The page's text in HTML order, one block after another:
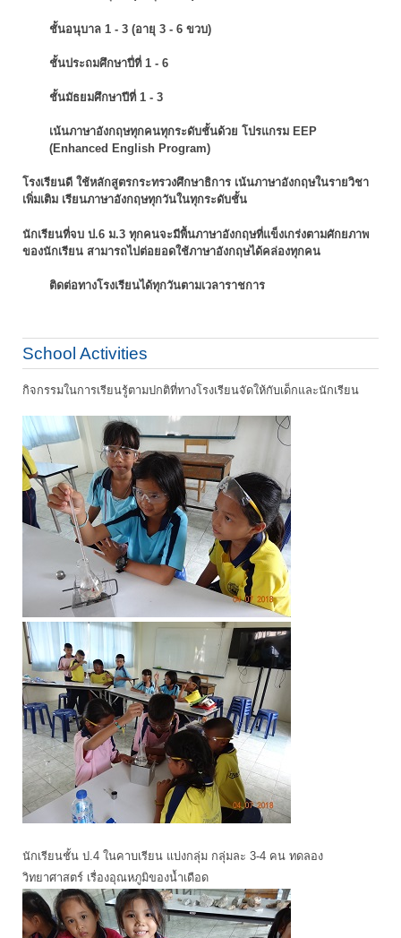
ชั้นอนุบาล 1 - 3 (อายุ 3 - 6 ขวบ)
ชั้นประถมศึกษาปี่ที่ 1 - 6
ชั้นมัธยมศึกษาปีที่ 1 - 3
เน้นภาษาอังกฤษทุกคนทุกระดับชั้นด้วย โปรแกรม EEP
(Enhanced English Program)
โรงเรียนดี ใช้หลักสูตรกระทรวงศึกษาธิการ เน้นภาษาอังกฤษในรายวิชา
เพิ่มเติม เรียนภาษาอังกฤษทุกวันในทุกระดับชั้น
นักเรียนที่จบ ป.6 ม.3 ทุกคนจะมีพื้นภาษาอังกฤษที่แข็งเกร่งตามศักยภาพ
ของนักเรียน สามารถไปต่อยอดใช้ภาษาอังกฤษได้คล่องทุกคน
ติดต่อทางโรงเรียนได้ทุกวันตามเวลาราชการ
School Activities
กิจกรรมในการเรียนรู้ตามปกติที่ทางโรงเรียนจัดให้กับเด็กและนักเรียน
นักเรียนชั้น ป.4 ในคาบเรียน แบ่งกลุ่ม กลุ่มละ 3-4 คน ทดลอง
วิทยาศาสตร์ เรื่องอุณหภูมิของน้ำเดือด